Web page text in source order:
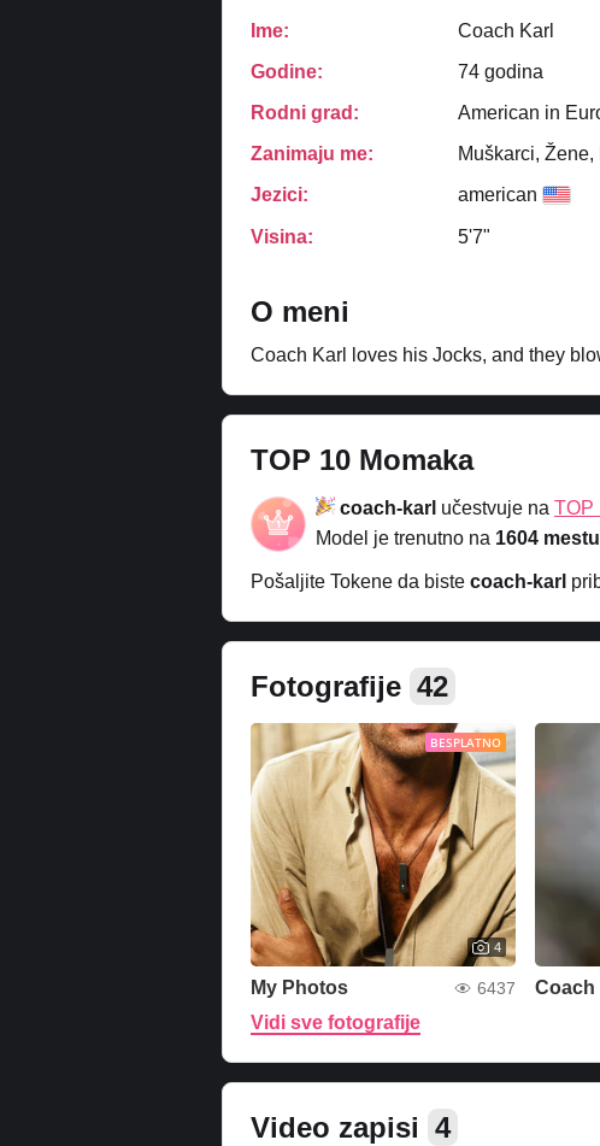
Ime:
Coach Karl
Godine:
74 godina
Rodni grad:
American in
Zanimaju me:
Muškarci,
Jezici:
american
Visina: 5'7"
O meni
Coach Karl loves his Jocks, and they
TOP 10 Momaka
coach-karl učestvuje na TOP
Model je trenutno na 1604 mestu
Pošaljite Tokene da biste coach-karl
Fotografije 42
BESPLATNO
4
My Photos 6437 Coach
Vidi sve fotografije
Video zapisi 4